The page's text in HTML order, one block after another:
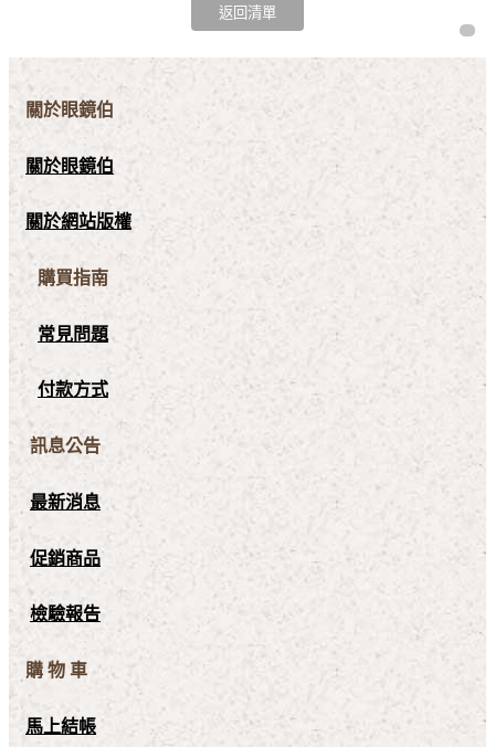
關於眼鏡伯
關於眼鏡伯
關於網站版權
購買指南
常見問題
付款方式
訊息公告
最新消息
促銷商品
檢驗報告
購 物 車
馬上結帳